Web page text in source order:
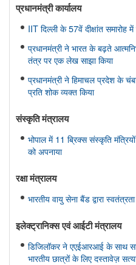
प्रधानमंत्री कार्यालय
IIT दिल्ली के 57वें दीक्षांत समारोह
प्रधानमंत्री ने भारत के बढ़ते
तंत्र पर एक लेख साझा किया
प्रधानमंत्री ने हिमाचल प्रदेश के
प्रति शोक व्यक्त किया
संस्‍कृति मंत्रालय
भोपाल में 11 ब्रिक्स संस्कृति
को अपनाया
रक्षा मंत्रालय
भारतीय वायु सेना बैंड द्वारा
इलेक्ट्रानिक्स एवं आईटी मंत्रालय
डिजिलॉकर ने एएईआरआई के साथ
भारतीय छात्रों के लिए दस्तावेज़